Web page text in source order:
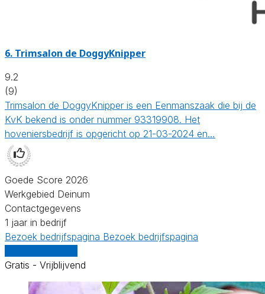
6. Trimsalon de DoggyKnipper
9.2
(9)
Trimsalon de DoggyKnipper is een Eenmanszaak die bij de
KvK bekend is onder nummer 93319908. Het
hoveniersbedrijf is opgericht op 21-03-2024 en…
Goede Score 2026
Werkgebied Deinum
Contactgegevens
1 jaar in bedrijf
Bezoek bedrijfspagina Bezoek bedrijfspagina
Gratis - Vrijblijvend